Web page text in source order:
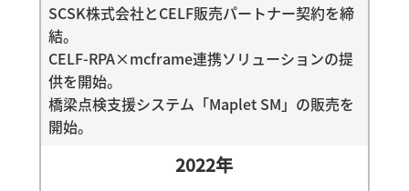
SCSK株式会社とCELF販売パートナー契約を締
結。
CELF-RPA×mcframe連携ソリューションの提
供を開始。
橋梁点検支援システム「Maplet SM」の販売を
開始。
2022年